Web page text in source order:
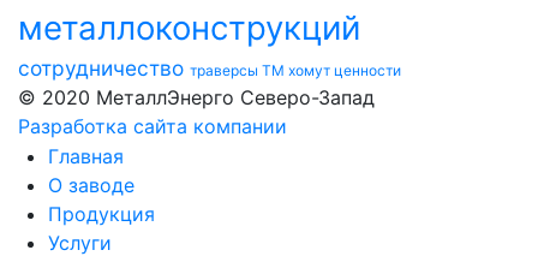
металлоконструкций
сотрудничество траверсы ТМ хомут ценности
© 2020 МеталлЭнерго Северо-Запад
Разработка сайта компании
Главная
О заводе
Продукция
Услуги